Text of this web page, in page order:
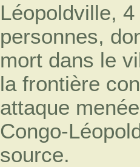
Léopoldville,
personnes,
mort dans le
la frontière
attaque
Congo-
source.